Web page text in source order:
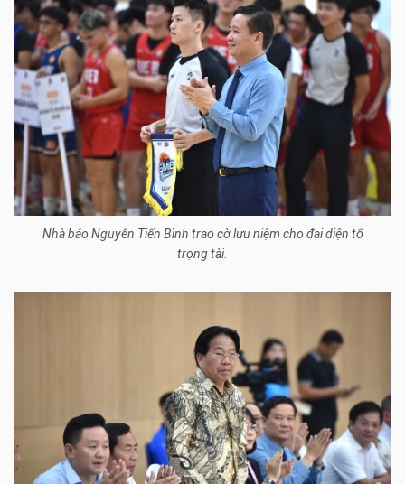
Nhà báo Nguyễn Tiến Bình trao cờ lưu niệm cho đại diện tổ
trọng tài.